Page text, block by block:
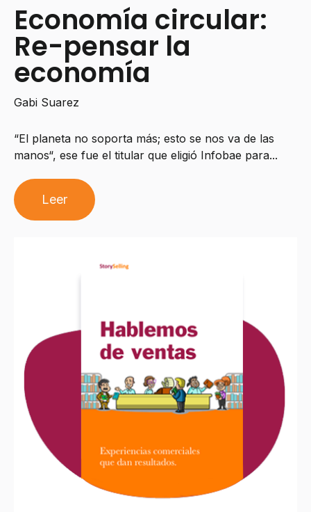
Economía circular:
Re-pensar la
economía
Gabi Suarez
“El planeta no soporta más; esto se nos va de las
manos“, ese fue el titular que eligió Infobae para...
Leer